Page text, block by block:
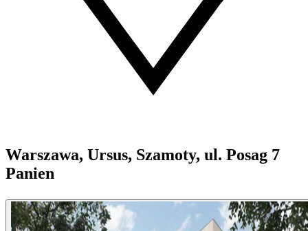
Warszawa, Ursus, Szamoty, ul. Posag 7
Panien